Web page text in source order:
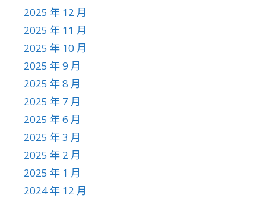
2025 年 12 月
2025 年 11 月
2025 年 10 月
2025 年 9 月
2025 年 8 月
2025 年 7 月
2025 年 6 月
2025 年 3 月
2025 年 2 月
2025 年 1 月
2024 年 12 月